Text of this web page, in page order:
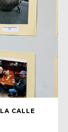
CALLE